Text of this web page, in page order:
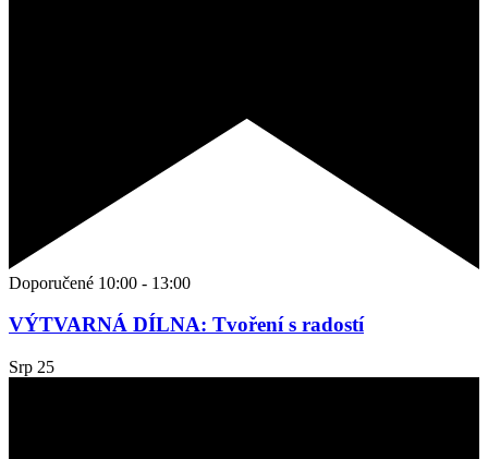
Doporučené 10:00 - 13:00
VÝTVARNÁ DÍLNA: Tvoření s radostí
Srp 25